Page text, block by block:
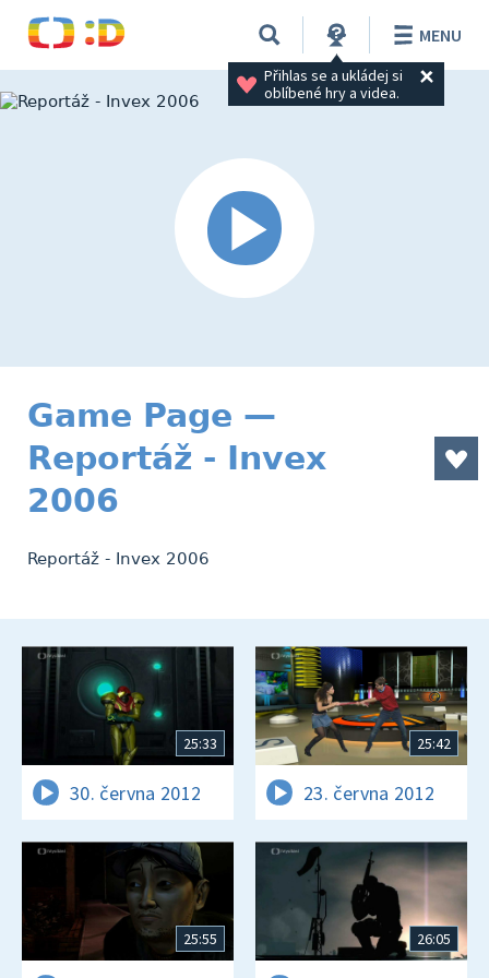
Přihlas se a ukládej si
oblíbené hry a videa.
MENU
Game Page —
Reportáž - Invex
2006
Reportáž - Invex 2006
25:33
30. června 2012
25:42
23. června 2012
25:55 26:05